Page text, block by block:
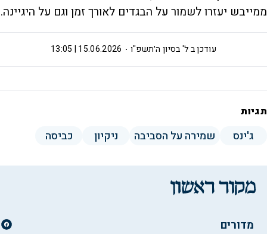
ממייבש יעזרו לשמור על הבגדים לאורך זמן וגם על היגיינה.
ל' בסיון ה׳תשפ"ו 15.06.2026 | 13:05 עודכן ב
תגיות
ג'ינס שמירה על הסביבה ניקיון כביסה
מדורים